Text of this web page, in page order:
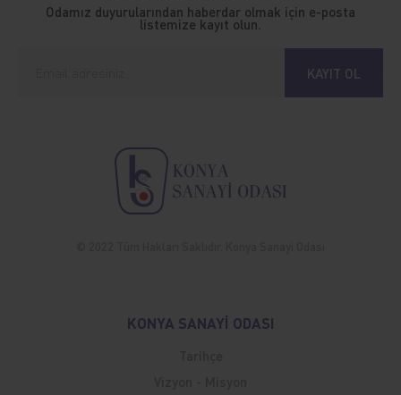
Odamız duyurularından haberdar olmak için e-posta
listemize kayıt olun.
KAYIT OL
KONYA SANAYİ ODASI